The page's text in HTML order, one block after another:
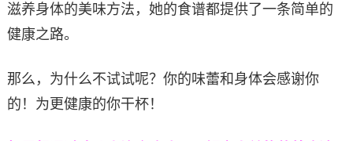
滋养身体的美味方法，她的食谱都提供了一条简单的
健康之路。
那么，为什么不试试呢？你的味蕾和身体会感谢你
的！为更健康的你干杯！